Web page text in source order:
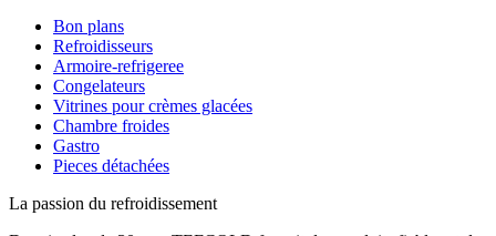
Bon plans
Refroidisseurs
Armoire-refrigeree
Congelateurs
Vitrines pour crèmes glacées
Chambre froides
Gastro
Pieces détachées
La passion du refroidissement